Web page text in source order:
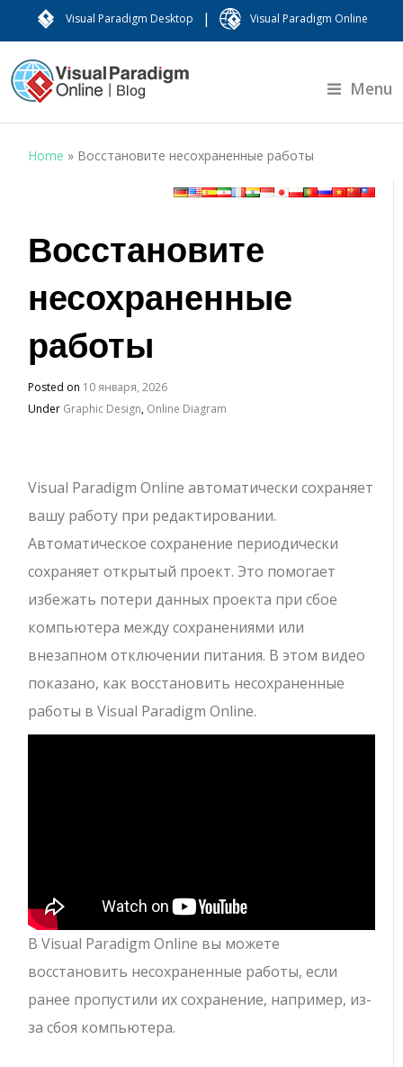
Visual Paradigm Desktop | Visual Paradigm Online
Menu
Home » Восстановите несохраненные работы
Восстановите
несохраненные
работы
Posted on 10 января, 2026
Under Graphic Design, Online Diagram
Visual Paradigm Online автоматически сохраняет
вашу работу при редактировании.
Автоматическое сохранение периодически
сохраняет открытый проект. Это помогает
избежать потери данных проекта при сбое
компьютера между сохранениями или
внезапном отключении питания. В этом видео
показано, как восстановить несохраненные
работы в Visual Paradigm Online.
В Visual Paradigm Online вы можете
восстановить несохраненные работы, если
ранее пропустили их сохранение, например, из-
за сбоя компьютера.